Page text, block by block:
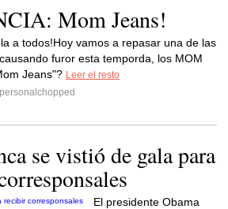
Mom Jeans!
a todos!Hoy vamos a repasar una de las
furor esta temporda, los MOM
Jeans"? Leer el resto
se vistió de gala para
El presidente Obama